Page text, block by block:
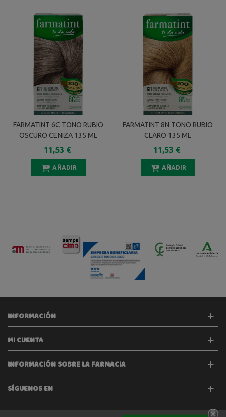
FARMATINT 6C TONO RUBIO
OSCURO CENIZA 135 ML
11,53 €
AÑADIR
FARMATINT 8N TONO RUBIO
CLARO 135 ML
11,53 €
AÑADIR
INFORMACIÓN
MI CUENTA
INFORMACIÓN SOBRE LA FARMACIA
SÍGUENOS EN